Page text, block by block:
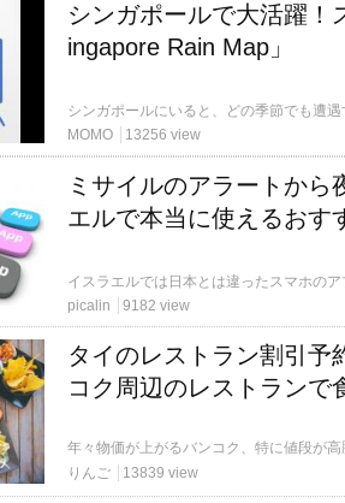
シンガポールで大活躍！
ingapore Rain Map」
MOMO
13256 view
ミサイルのアラートから
エルで本当に使えるおす
picalin
9182 view
タイのレストラン割引予
コク周辺のレストランで
りんご
13839 view